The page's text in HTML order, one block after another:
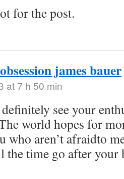
for the post.
james bauer
at 7 h 50 min
see your
world hopes for
who aren’t afraidto
the time go after your